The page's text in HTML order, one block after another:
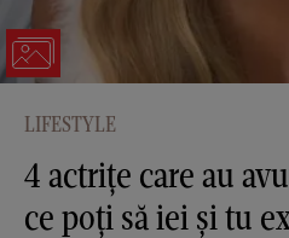
LIFESTYLE
4 actrițe care au
ce poți să iei și tu